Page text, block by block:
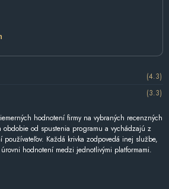
(4.3)
(3.3)
hodnotení firmy na vybraných recenzných
od spustenia programu a vychádzajú z
Každá krivka zodpovedá inej službe,
hodnotení medzi jednotlivými platformami.